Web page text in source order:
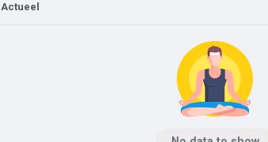
Actueel